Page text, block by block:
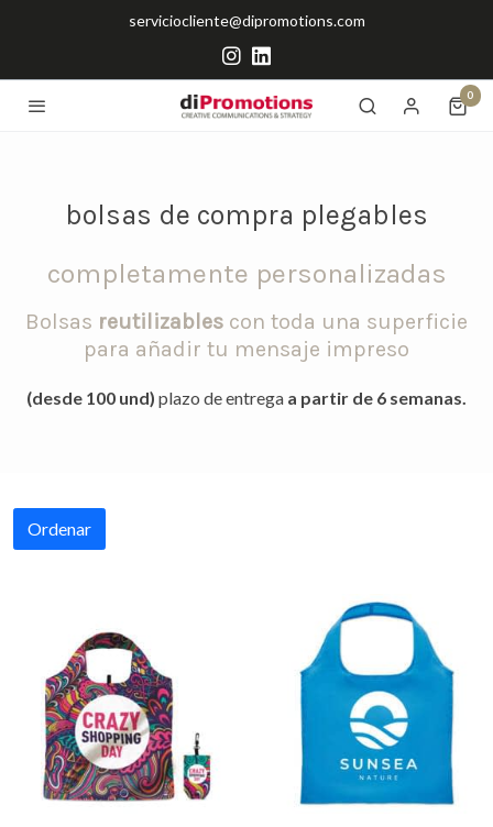
serviciocliente@dipromotions.com
0
bolsas de compra plegables
completamente personalizadas
Bolsas reutilizables con toda una superficie
para añadir tu mensaje impreso
(desde 100 und) plazo de entrega a partir de 6 semanas.
Ordenar